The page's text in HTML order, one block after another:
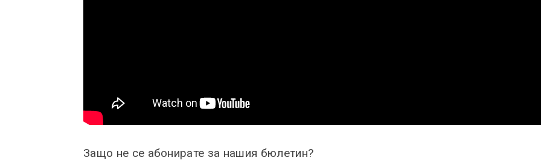
Защо не се абонирате за нашия бюлетин?